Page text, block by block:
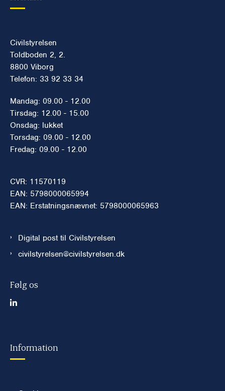
Civilstyrelsen
Toldboden 2, 2.
8800 Viborg
Telefon: 33 92 33 34
Mandag: 09.00 - 12.00
Tirsdag: 12.00 - 15.00
Onsdag: lukket
Torsdag: 09.00 - 12.00
Fredag: 09.00 - 12.00
CVR: 11570119
EAN: 5798000065994
EAN: Erstatningsnævnet: 5798000065963
Digital post til Civilstyrelsen
civilstyrelsen@civilstyrelsen.dk
Følg os
Information